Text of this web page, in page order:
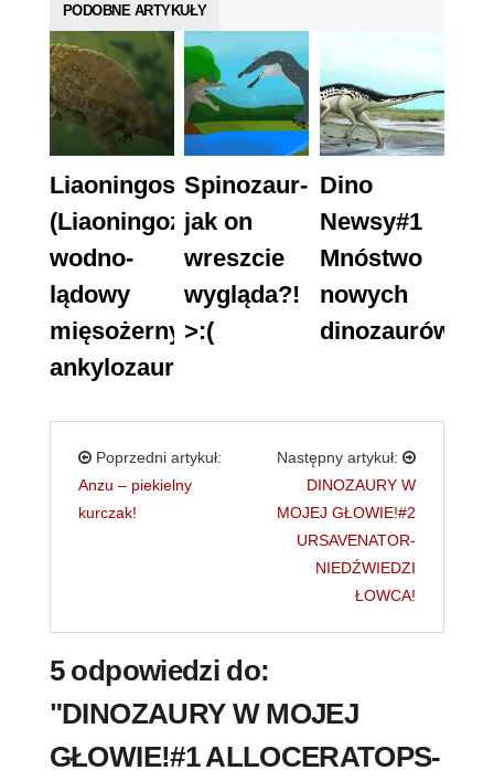
PODOBNE ARTYKUŁY
Liaoningosaurus
(Liaoningozaur)-
wodno-
lądowy
mięsożerny
ankylozauryd?!
Spinozaur-
jak on
wreszcie
wygląda?!
>:(
Dino
Newsy#1
Mnóstwo
nowych
dinozaurów!
Poprzedni artykuł:
Anzu – piekielny
kurczak!
Następny artykuł:
DINOZAURY W
MOJEJ GŁOWIE!#2
URSAVENATOR-
NIEDŹWIEDZI
ŁOWCA!
5 odpowiedzi do:
"DINOZAURY W MOJEJ
GŁOWIE!#1 ALLOCERATOPS-